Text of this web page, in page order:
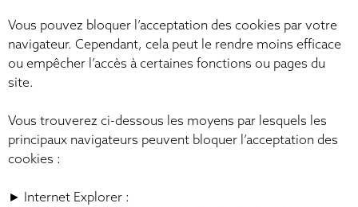
Vous pouvez bloquer l’acceptation des cookies par votre
navigateur. Cependant, cela peut le rendre moins efficace
ou empêcher l’accès à certaines fonctions ou pages du
site.
Vous trouverez ci-dessous les moyens par lesquels les
principaux navigateurs peuvent bloquer l’acceptation des
cookies :
► Internet Explorer :